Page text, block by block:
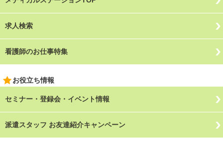
求人検索
看護師のお仕事特集
お役立ち情報
セミナー・登録会・イベント情報
派遣スタッフ お友達紹介キャンペーン